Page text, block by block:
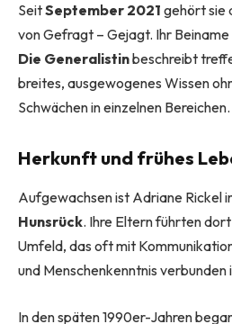
SeitSeptember 2021 gehört sie
von Gefragt – Gejagt. Ihr Beiname
Die Generalistinbeschreibt
breites, ausgewogenes Wissen
Schwächen in einzelnen Bereichen.
Herkunft und frühes
Aufgewachsen ist Adriane Rickel
Hunsrück. Ihre Eltern führten
Umfeld, das oft mit
und Menschenkenntnis verbunden
In den späten 1990er-Jahren